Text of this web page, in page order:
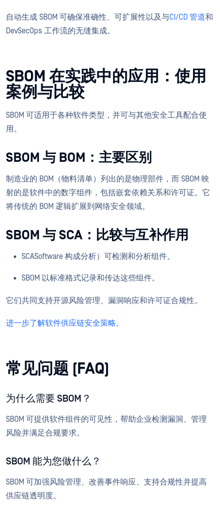
自动生成 SBOM 可确保准确性、可扩展性以及与CI/CD 管道和
DevSecOps 工作流的无缝集成。
SBOM 在实践中的应用：使用
案例与比较
SBOM 可适用于各种软件类型，并可与其他安全工具配合使
用。
SBOM 与 BOM：主要区别
制造业的 BOM（物料清单）列出的是物理部件，而 SBOM 映
射的是软件中的数字组件，包括嵌套依赖关系和许可证。它
将传统的 BOM 逻辑扩展到网络安全领域。
SBOM 与 SCA：比较与互补作用
SCASoftware 构成分析）可检测和分析组件。
SBOM 以标准格式记录和传达这些组件。
它们共同支持开源风险管理、漏洞响应和许可证合规性。
进一步了解软件供应链安全策略。
常见问题 (FAQ)
为什么需要 SBOM？
SBOM 可提供软件组件的可见性，帮助企业检测漏洞、管理
风险并满足合规要求。
SBOM 能为您做什么？
SBOM 可加强风险管理、改善事件响应、支持合规性并提高
供应链透明度。